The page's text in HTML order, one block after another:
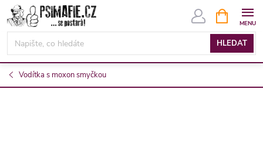
Přejít
na
obsah
HLEDAT
NÁKUPNÍ
KOŠÍK
Vodítka s moxon smyčkou